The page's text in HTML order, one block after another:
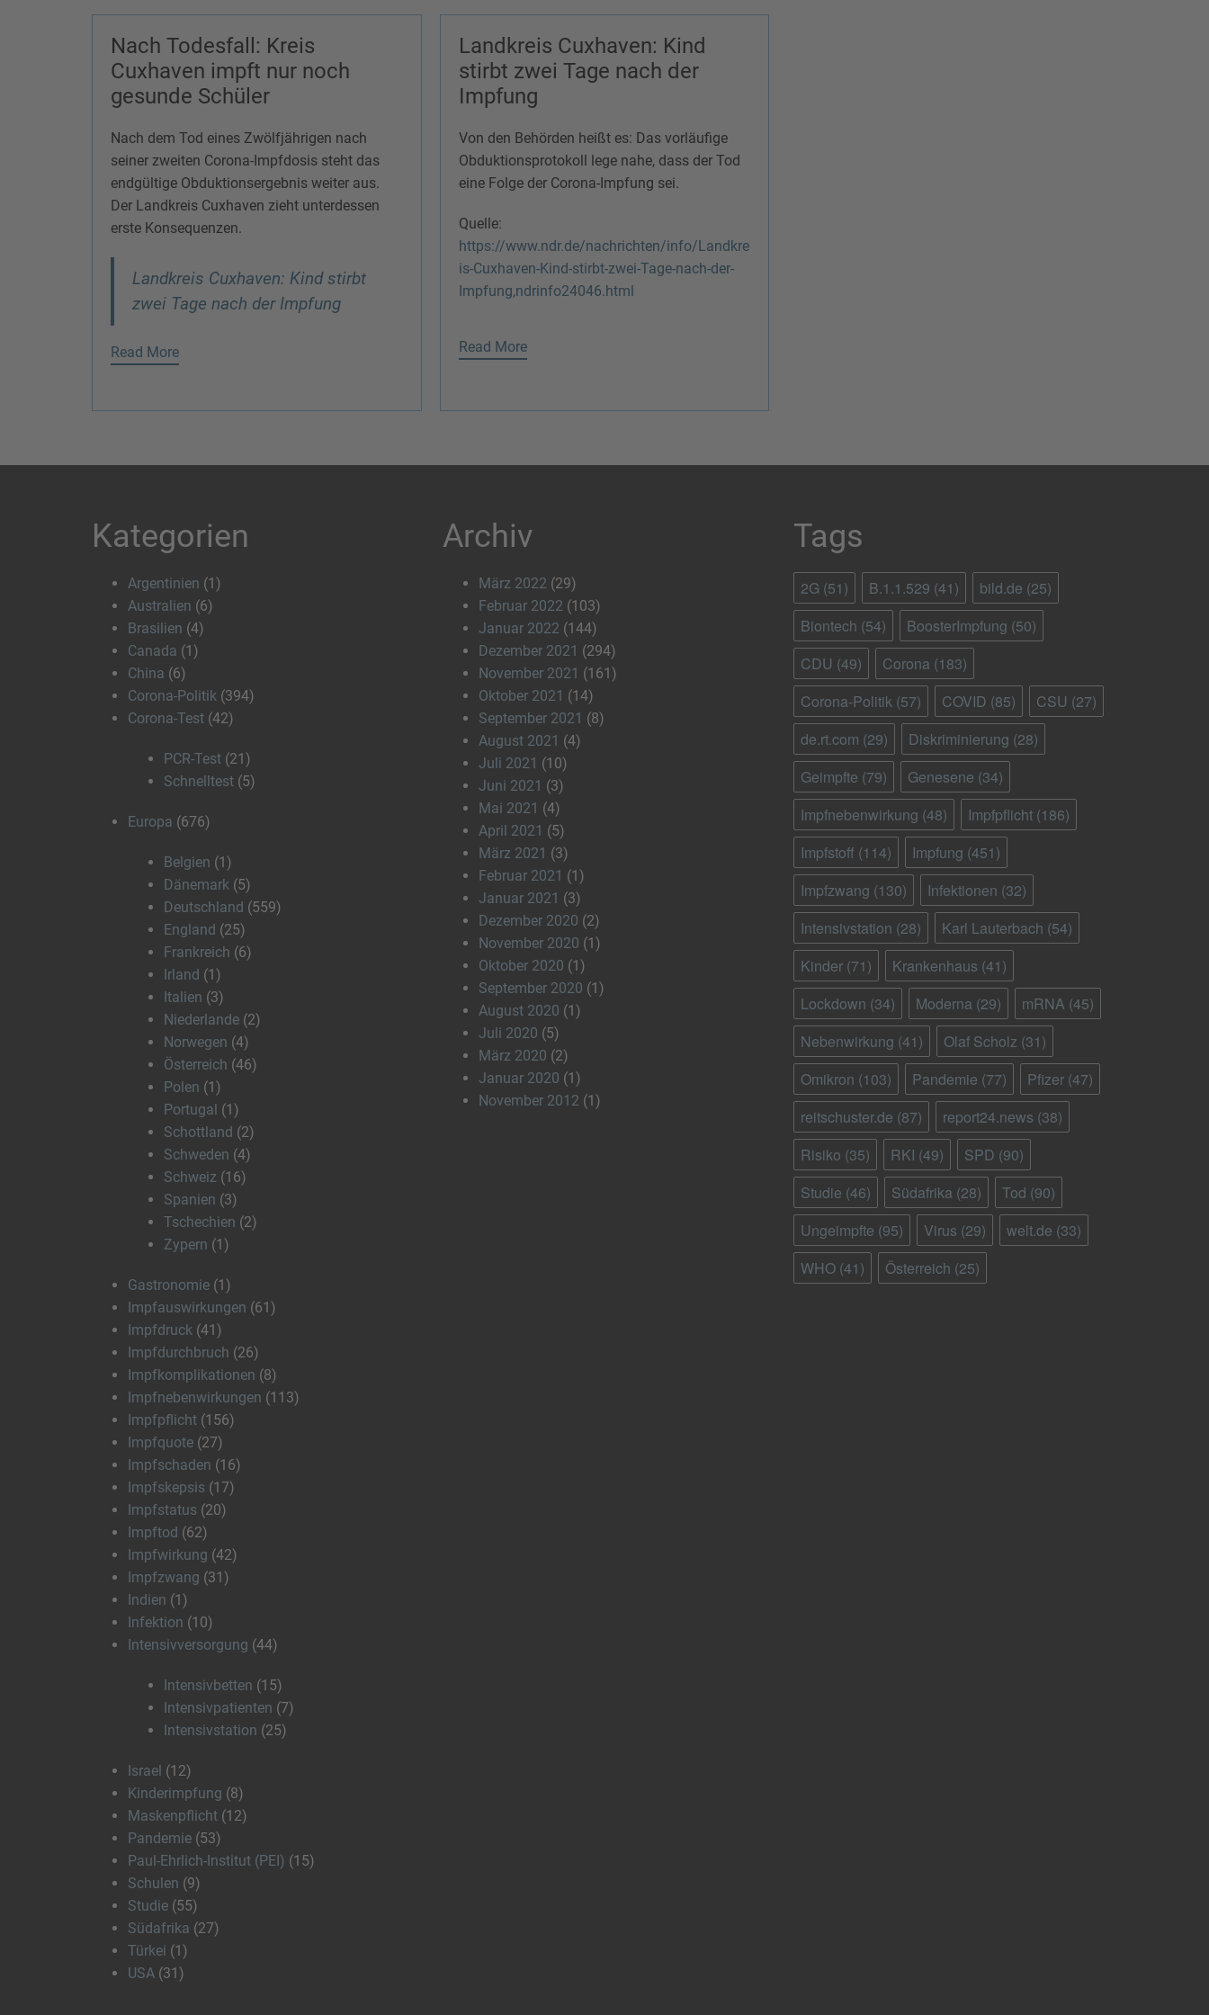
Nach Todesfall: Kreis
Cuxhaven impft nur noch
gesunde Schüler
Nach dem Tod eines Zwölfjährigen nach
seiner zweiten Corona-Impfdosis steht das
endgültige Obduktionsergebnis weiter aus.
Der Landkreis Cuxhaven zieht unterdessen
erste Konsequenzen.
Landkreis Cuxhaven: Kind stirbt
zwei Tage nach der Impfung
Read More
Landkreis Cuxhaven: Kind
stirbt zwei Tage nach der
Impfung
Von den Behörden heißt es: Das vorläufige
Obduktionsprotokoll lege nahe, dass der Tod
eine Folge der Corona-Impfung sei.
Quelle:
https://www.ndr.de/nachrichten/info/Landkre
is-Cuxhaven-Kind-stirbt-zwei-Tage-nach-der-
Impfung,ndrinfo24046.html
Read More
Kategorien
Argentinien (1)
Australien (6)
Brasilien (4)
Canada (1)
China (6)
Corona-Politik (394)
Corona-Test (42)
PCR-Test (21)
Schnelltest (5)
Europa (676)
Belgien (1)
Dänemark (5)
Deutschland (559)
England (25)
Frankreich (6)
Irland (1)
Italien (3)
Niederlande (2)
Norwegen (4)
Österreich (46)
Polen (1)
Portugal (1)
Schottland (2)
Schweden (4)
Schweiz (16)
Spanien (3)
Tschechien (2)
Zypern (1)
Gastronomie (1)
Impfauswirkungen (61)
Impfdruck (41)
Impfdurchbruch (26)
Impfkomplikationen (8)
Impfnebenwirkungen (113)
Impfpflicht (156)
Impfquote (27)
Impfschaden (16)
Impfskepsis (17)
Impfstatus (20)
Impftod (62)
Impfwirkung (42)
Impfzwang (31)
Indien (1)
Infektion (10)
Intensivversorgung (44)
Intensivbetten (15)
Intensivpatienten (7)
Intensivstation (25)
Israel (12)
Kinderimpfung (8)
Maskenpflicht (12)
Pandemie (53)
Paul-Ehrlich-Institut (PEI) (15)
Schulen (9)
Studie (55)
Südafrika (27)
Türkei (1)
USA (31)
Archiv
März 2022 (29)
Februar 2022 (103)
Januar 2022 (144)
Dezember 2021 (294)
November 2021 (161)
Oktober 2021 (14)
September 2021 (8)
August 2021 (4)
Juli 2021 (10)
Juni 2021 (3)
Mai 2021 (4)
April 2021 (5)
März 2021 (3)
Februar 2021 (1)
Januar 2021 (3)
Dezember 2020 (2)
November 2020 (1)
Oktober 2020 (1)
September 2020 (1)
August 2020 (1)
Juli 2020 (5)
März 2020 (2)
Januar 2020 (1)
November 2012 (1)
Tags
2G (51) B.1.1.529 (41) bild.de (25)
Biontech (54) BoosterImpfung (50)
CDU (49) Corona (183)
Corona-Politik (57) COVID (85) CSU (27)
de.rt.com (29) Diskriminierung (28)
Geimpfte (79) Genesene (34)
Impfnebenwirkung (48) Impfpflicht (186)
Impfstoff (114) Impfung (451)
Impfzwang (130) Infektionen (32)
Intensivstation (28) Karl Lauterbach (54)
Kinder (71) Krankenhaus (41)
Lockdown (34) Moderna (29) mRNA (45)
Nebenwirkung (41) Olaf Scholz (31)
Omikron (103) Pandemie (77) Pfizer (47)
reitschuster.de (87) report24.news (38)
Risiko (35) RKI (49) SPD (90)
Studie (46) Südafrika (28) Tod (90)
Ungeimpfte (95) Virus (29) welt.de (33)
WHO (41) Österreich (25)